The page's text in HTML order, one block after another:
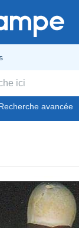
avancée